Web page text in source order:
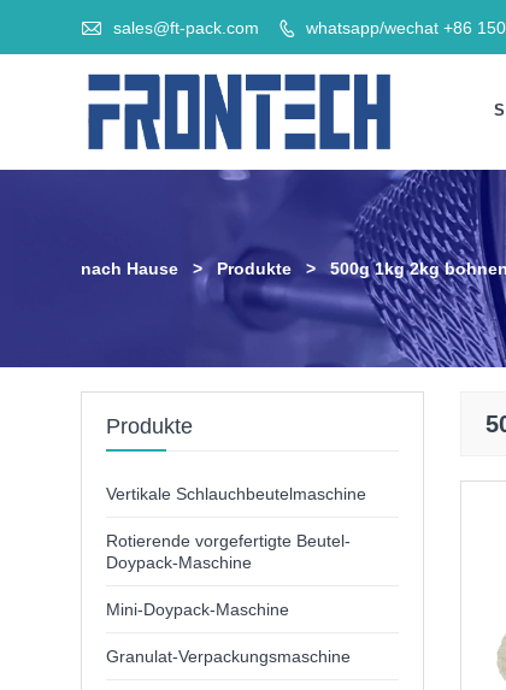
 sales@ft-pack.com  whatsapp/wechat +86
nach Hause > Produkte > 500g 1kg 2kg
Produkte
Vertikale Schlauchbeutelmaschine
Rotierende vorgefertigte Beutel-
Doypack-Maschine
Mini-Doypack-Maschine
Granulat-Verpackungsmaschine